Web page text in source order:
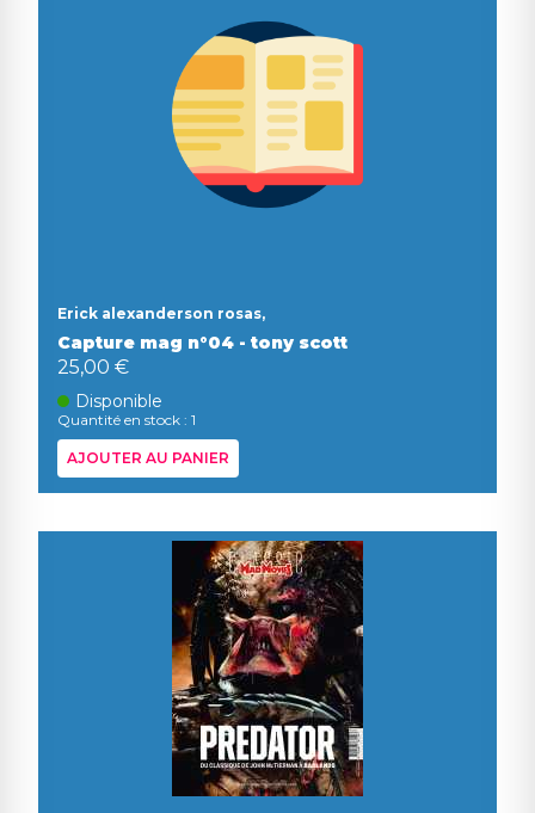
Erick alexanderson rosas,
Capture mag n°04 - tony scott
25,00 €
Disponible
Quantité en stock : 1
AJOUTER AU PANIER